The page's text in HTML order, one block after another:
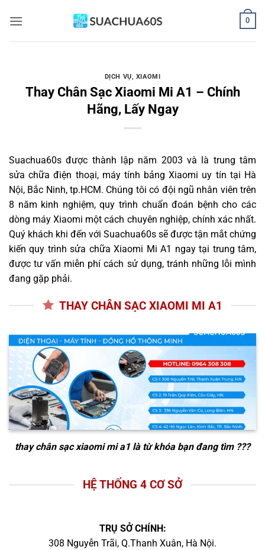
qua
0
DỊCH VỤ, XIAOMI
Thay Chân Sạc Xiaomi Mi A1 – Chính
Hãng, Lấy Ngay
Suachua60s được thành lập năm 2003 và là trung tâm
sửa chữa điện thoại, máy tính bảng Xiaomi uy tín tại Hà
Nội, Bắc Ninh, tp.HCM. Chúng tôi có đội ngũ nhân viên trên
8 năm kinh nghiệm, quy trình chuẩn đoán bệnh cho các
dòng máy Xiaomi một cách chuyên nghiệp, chính xác nhất.
Quý khách khi đến với Suachua60s sẽ được tận mắt chứng
kiến quy trình sửa chữa Xiaomi Mi A1 ngay tại trung tâm,
được tư vấn miễn phí cách sử dụng, tránh những lỗi mình
đang gặp phải.
THAY CHÂN SẠC XIAOMI MI A1
thay chân sạc xiaomi mi a1 là từ khóa bạn đang tìm ???
HỆ THỐNG 4 CƠ SỞ
TRỤ SỞ CHÍNH:
308 Nguyễn Trãi, Q.Thanh Xuân, Hà Nội.